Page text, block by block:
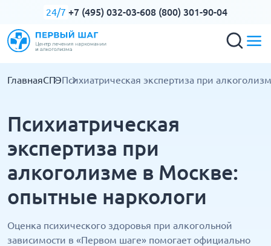
24/7 +7 (495) 032-03-608 (800) 301-90-04
ГлавнаяСПЭПсихиатрическая экспертиза при
Психиатрическая
экспертиза при
алкоголизме в Москве:
опытные наркологи
Оценка психического здоровья при алкогольной
зависимости в «Первом шаге» помогает официально